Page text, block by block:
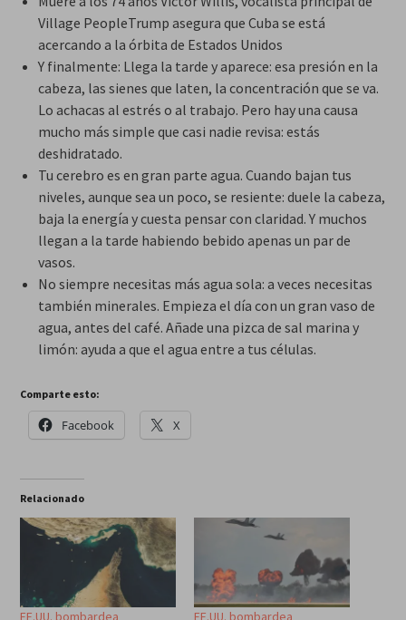
Village PeopleTrump asegura que Cuba se está
acercando a la órbita de Estados Unidos
Y finalmente: Llega la tarde y aparece: esa presión en la
cabeza, las sienes que laten, la concentración que se va.
Lo achacas al estrés o al trabajo. Pero hay una causa
mucho más simple que casi nadie revisa: estás
deshidratado.
Tu cerebro es en gran parte agua. Cuando bajan tus
niveles, aunque sea un poco, se resiente: duele la cabeza,
baja la energía y cuesta pensar con claridad. Y muchos
llegan a la tarde habiendo bebido apenas un par de
vasos.
No siempre necesitas más agua sola: a veces necesitas
también minerales. Empieza el día con un gran vaso de
agua, antes del café. Añade una pizca de sal marina y
limón: ayuda a que el agua entre a tus células.
Comparte esto:
Facebook X
Relacionado
EE.UU. bombardea EE.UU. bombardea